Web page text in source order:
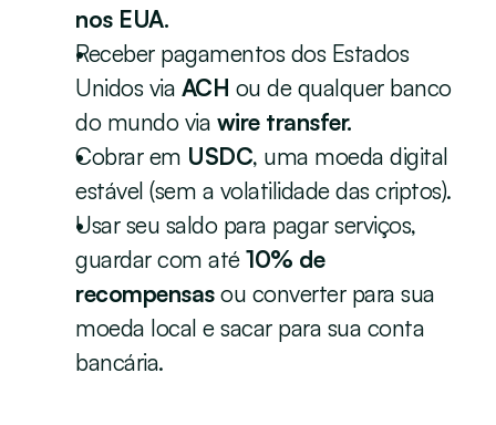
nos EUA.
Receber pagamentos dos Estados
Unidos via ACH ou de qualquer banco
do mundo via wire transfer.
Cobrar em USDC, uma moeda digital
estável (sem a volatilidade das criptos).
Usar seu saldo para pagar serviços,
guardar com até 10% de
recompensas ou converter para sua
moeda local e sacar para sua conta
bancária.